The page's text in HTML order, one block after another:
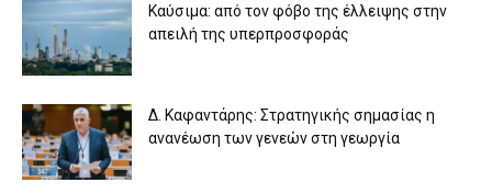
Καύσιμα: από τον φόβο της έλλειψης στην
απειλή της υπερπροσφοράς
Δ. Καφαντάρης: Στρατηγικής σημασίας η
ανανέωση των γενεών στη γεωργία